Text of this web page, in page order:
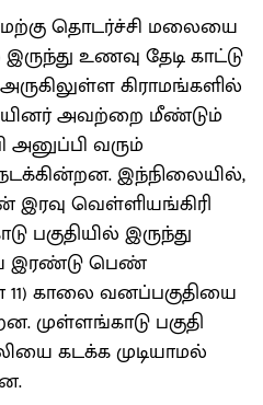
தொடர்ச்சி மலையை
உணவு தேடி காட்டு
கிராமங்களில்
அவற்றை மீண்டும்
அனுப்பி வரும்
இந்நிலையில்,
இரவு வெள்ளியங்கிரி
பகுதியில் இருந்து
இரண்டு பெண்
காலை வனப்பகுதியை
முள்ளங்காடு பகுதி
கடக்க முடியாமல்